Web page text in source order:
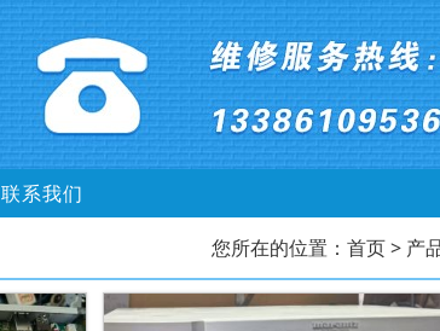
联系我们
您所在的位置： 首页> 产